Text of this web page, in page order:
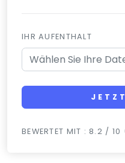
IHR AUFENTHALT
BEWERTET MIT : 8.2 / 10